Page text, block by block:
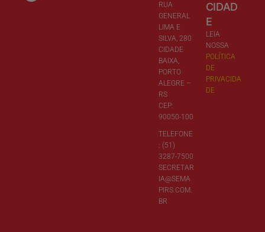
RUA
GENERAL
LIMA E
SILVA, 280
CIDADE
BAIXA,
PORTO
ALEGRE –
RS
CEP:
90050-100
TELEFONE
: (51)
3287-7500
SECRETAR
IA@SEMA
PIRS.COM.
BR
CIDAD
E
LEIA
NOSSA
POLÍTICA
DE
PRIVACIDA
DE